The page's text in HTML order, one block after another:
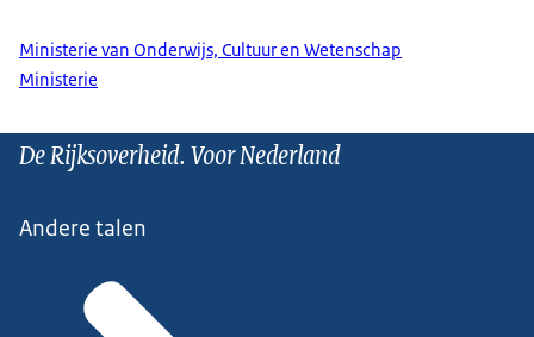
Ministerie van Onderwijs, Cultuur en Wetenschap
Ministerie
De Rijksoverheid. Voor Nederland
Andere talen